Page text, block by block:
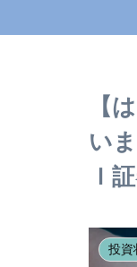
【
い
Ｉ
投資